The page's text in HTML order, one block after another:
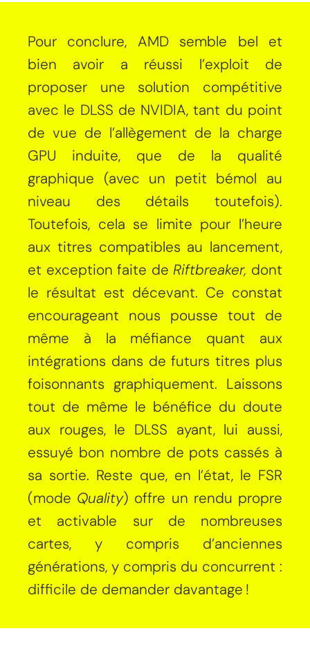
Pour conclure, AMD semble bel et
bien avoir a réussi l’exploit de
proposer une solution compétitive
avec le DLSS de NVIDIA, tant du point
de vue de l’allègement de la charge
GPU induite, que de la qualité
graphique (avec un petit bémol au
niveau des détails toutefois).
Toutefois, cela se limite pour l’heure
aux titres compatibles au lancement,
et exception faite deRiftbreaker, dont
le résultat est décevant. Ce constat
encourageant nous pousse tout de
même à la méfiance quant aux
intégrations dans de futurs titres plus
foisonnants graphiquement. Laissons
tout de même le bénéfice du doute
aux rouges, le DLSS ayant, lui aussi,
essuyé bon nombre de pots cassés à
sa sortie. Reste que, en l’état, le FSR
(mode Quality) offre un rendu propre
et activable sur de nombreuses
cartes, y compris d’anciennes
générations, y compris du concurrent :
difficile de demander davantage !